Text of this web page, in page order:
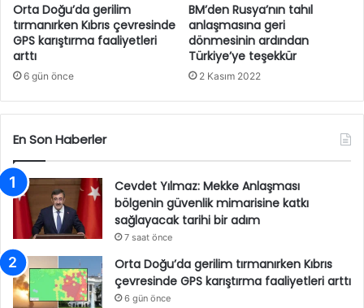
Orta Doğu’da gerilim
tırmanırken Kıbrıs çevresinde
GPS karıştırma faaliyetleri
arttı
6 gün önce
BM’den Rusya’nın tahıl
anlaşmasına geri
dönmesinin ardından
Türkiye’ye teşekkür
2 Kasım 2022
En Son Haberler
Cevdet Yılmaz: Mekke Anlaşması
bölgenin güvenlik mimarisine katkı
sağlayacak tarihi bir adım
7 saat önce
Orta Doğu’da gerilim tırmanırken Kıbrıs
çevresinde GPS karıştırma faaliyetleri arttı
6 gün önce